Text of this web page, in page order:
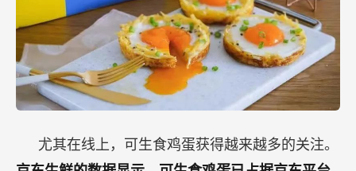
尤其在线上，可生食鸡蛋获得越来越多的关注。